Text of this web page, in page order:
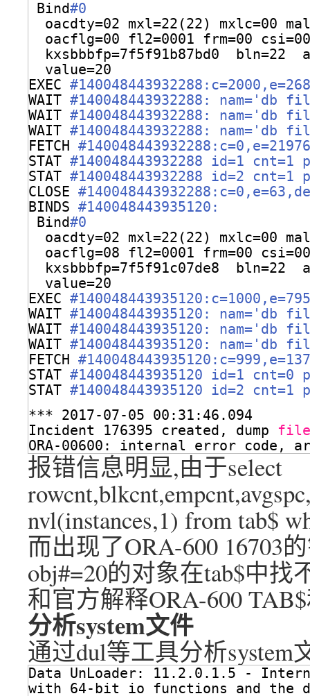
Bind#0
oacdty=02 mxl=22(22) mxlc=00
oacflg=00 fl2=0001 frm=00
kxsbbbfp=7f5f91b87bd0  bln=22
value=20
EXEC
WAIT #140048443932288: nam='db
WAIT #140048443932288: nam='db
WAIT #140048443932288: nam='db
FETCH
STAT #140048443932288 id=1 cnt=1
STAT #140048443932288 id=2 cnt=1
CLOSE
BINDS #140048443935120:
Bind#0
oacdty=02 mxl=22(22) mxlc=00
oacflg=08 fl2=0001 frm=00
kxsbbbfp=7f5f91c07de8  bln=22
value=20
EXEC
WAIT #140048443935120: nam='db
WAIT #140048443935120: nam='db
WAIT #140048443935120: nam='db
FETCH
STAT #140048443935120 id=1 cnt=0
STAT #140048443935120 id=2 cnt=1
*** 2017-07-05 00:31:46.094
Incident 176395 created, dump file
ORA-00600: internal error
报错信息明显,由于select
nvl(instances,1) from tab$
而出现了ORA-600 16703
obj#=20的对象在tab$中
和官方解释ORA-600
分析system文件
通过dul等工具分析system
Data UnLoader: 11.2.0.1.5 -
with 64-bit io functions and the